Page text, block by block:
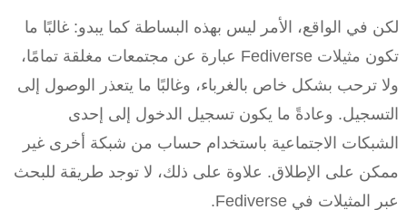
لكن في الواقع، الأمر ليس بهذه البساطة كما يبدو: غالبًا ما
تكون مثيلات Fediverse عبارة عن مجتمعات مغلقة تمامًا،
ولا ترحب بشكل خاص بالغرباء، وغالبًا ما يتعذر الوصول إلى
التسجيل. وعادةً ما يكون تسجيل الدخول إلى إحدى
الشبكات الاجتماعية باستخدام حساب من شبكة أخرى غير
ممكن على الإطلاق. علاوة على ذلك، لا توجد طريقة للبحث
عبر المثيلات في Fediverse.